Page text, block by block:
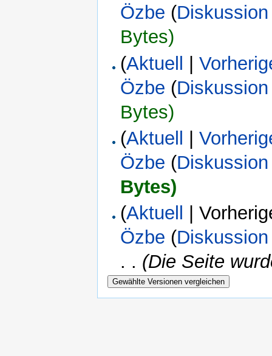
Özbe (Diskussion
Bytes)
(Aktuell |
Özbe (Diskussion
Bytes)
(Aktuell |
Özbe (Diskussion
Bytes)
(Aktuell
|
Özbe (Diskussion
. . (Die Seite